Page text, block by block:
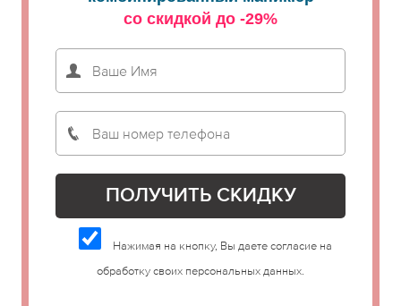
со скидкой до -29%
Нажимая на кнопку, Вы даете согласие на
обработку своих персональных данных.